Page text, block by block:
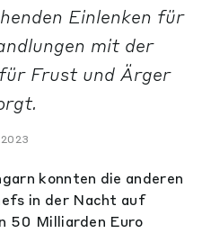
Einlenken für
mit der
Frust und Ärger
konnten die anderen
in der Nacht auf
50 Milliarden Euro